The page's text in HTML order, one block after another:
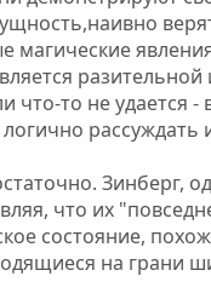
магические
разительной
что-то не удается
Зинберг,
что их
состояние,
на грани